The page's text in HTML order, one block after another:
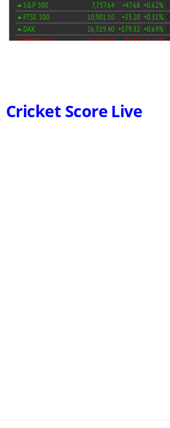
Cricket Score Live